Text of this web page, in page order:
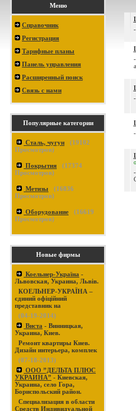
Меню
Справочник
Регистрация
Тарифные планы
Панель управления
Расширенный поиск
Связь с нами
Популярные категории
Сталь, чугун (19102
Просмотров)
Покрытия (17374
Просмотров)
Метизы (16836
Просмотров)
Оборудование (16619
Просмотров)
Новые фирмы
Коельнер-Україна -
Львовская, Украина, Львів.
КОЕЛЬНЕР-УКРАЇНА –
єдиний офіційний
представник на
(04-19-2014)
Виста - Винницкая,
Украина, Киев.
Ремонт квартиры Киев.
Дизайн интерьера, комплек
(07-18-2013)
ООО ”ДЕЛЬТА ПЛЮС
УКРАИНА” - Киевская,
Украина, село Гора,
Бориспольский район.
Специализация в области
Средств Индивидуальной